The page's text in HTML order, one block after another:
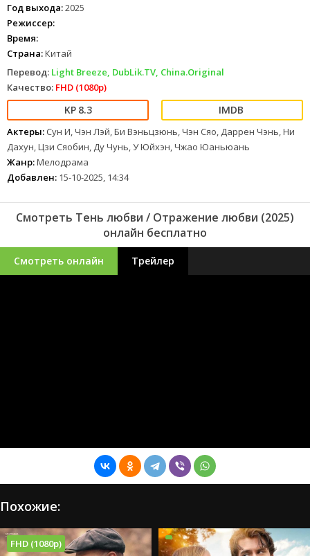
Год выхода:2025
Режиссер:
Время:
Страна:Китай
Перевод: Light Breeze, DubLik.TV, China.Original
Качество: FHD (1080p)
8.3
Актеры: Сун И, Чэн Лэй, Би Вэньцзюнь, Чэн Сяо, Даррен Чэнь, Ни
Дахун, Цзи Сяобин, Ду Чунь, У Юйхэн, Чжао Юаньюань
Жанр:Мелодрама
Добавлен: 15-10-2025, 14:34
Смотреть Тень любви / Отражение любви (2025)
онлайн бесплатно
Смотреть онлайн Трейлер
Похожие:
FHD (1080p)